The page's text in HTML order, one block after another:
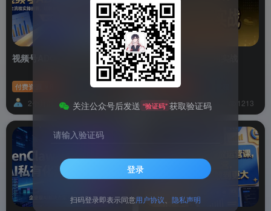
视频号ADQ投流实战干货课
付费资源 未分类 营销教程
2个月前 1206
OpenClaw龙虾应用实战
付费资源 ￥
2个月前 1213
关注公众号后发送 “验证码” 获取验证码
请输入验证码
登录
扫码登录即表示同意用户协议 隐私声明